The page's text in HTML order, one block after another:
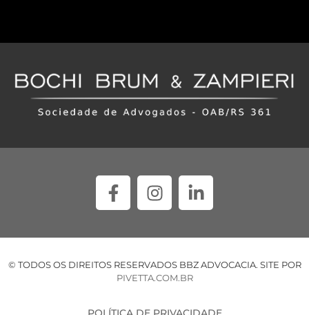
© TODOS OS DIREITOS RESERVADOS BBZ ADVOCACIA. SITE POR
PIVETTA.COM.BR